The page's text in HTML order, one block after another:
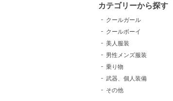
カテゴリーから探す
クールガール
クールボーイ
美人服装
男性メンズ服装
乗り物
武器、個人装備
その他